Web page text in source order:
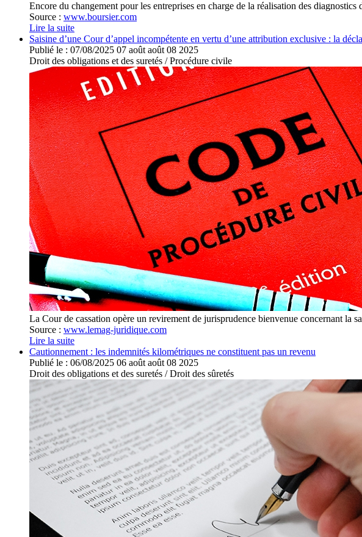
Encore du changement pour les entreprises en charge de la réalisation des
Source : www.boursier.com
Lire la suite
Saisine d’une Cour d’appel incompétente en vertu d’une attribution exclusive : la
Publié le : 07/08/2025 07 août août 08 2025
Droit des obligations et des suretés /Procédure civile
La Cour de cassation opère un revirement de jurisprudence bienvenue concernant la
Source : www.lemag-juridique.com
Lire la suite
Cautionnement : les indemnités kilométriques ne constituent pas un revenu
Publié le : 06/08/2025 06 août août 08 2025
Droit des obligations et des suretés /Droit des sûretés